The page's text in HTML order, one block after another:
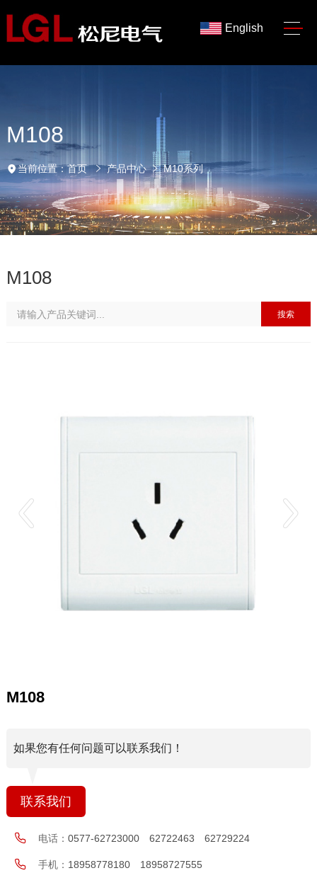
English
M108
当前位置：首页 产品中心 M10系列
M108
搜索
M108
如果您有任何问题可以联系我们！
联系我们
电话： 0577-62723000 62722463 62729224
手机： 18958778180 18958727555